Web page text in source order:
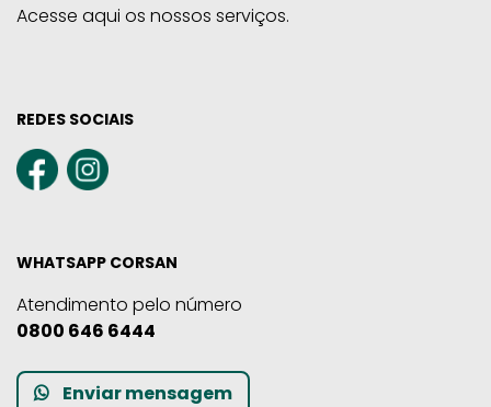
Acesse aqui os nossos serviços.
REDES SOCIAIS
WHATSAPP CORSAN
Atendimento pelo número
0800 646 6444
Enviar mensagem